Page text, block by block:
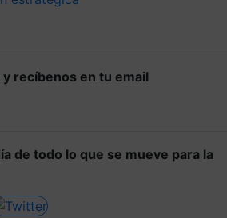
recíbenos en tu email
de todo lo que se mueve para la